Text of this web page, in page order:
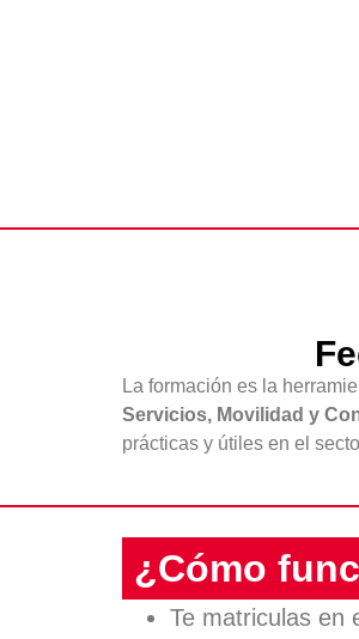
La formación es la
Servicios, Movilidad y
prácticas y útiles en el
¿Cómo
Te matriculas en